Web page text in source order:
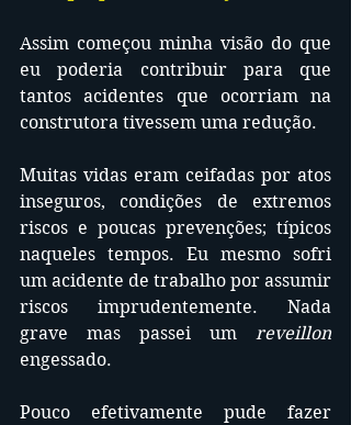
Assim começou minha visão do que
eu poderia contribuir para que
tantos acidentes que ocorriam na
construtora tivessem uma redução.
Muitas vidas eram ceifadas por atos
inseguros, condições de extremos
riscos e poucas prevenções; típicos
naqueles tempos. Eu mesmo sofri
um acidente de trabalho por assumir
riscos imprudentemente. Nada
grave mas passei um
reveillon
engessado.
Pouco efetivamente pude fazer